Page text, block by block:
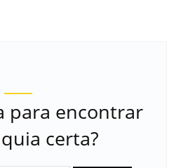
para encontrar
certa?